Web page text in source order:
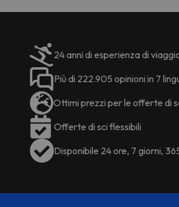
24 anni di esperienza di
Più di 222.905 opinioni in 7
Ottimi prezzi per le offerte di
Offerte di sci flessibili
Disponibile 24 ore, 7 giorni,